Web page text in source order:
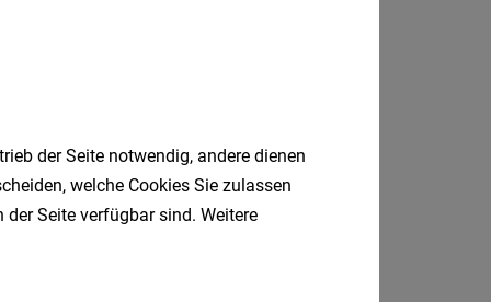
Filiale Wörgl | XXXLutz Filiale Zams |
der Seite notwendig, andere dienen
welche Cookies Sie zulassen
Seite verfügbar sind. Weitere